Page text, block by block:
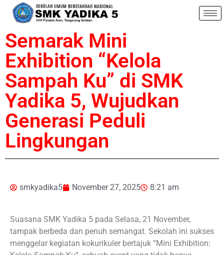
Semarak Mini
Exhibition “Kelola
Sampah Ku” di SMK
Yadika 5, Wujudkan
Generasi Peduli
Lingkungan
smkyadika5 November 27, 2025 8:21 am
Suasana SMK Yadika 5 pada Selasa, 21 November,
tampak berbeda dan penuh semangat. Sekolah ini sukses
menggelar kegiatan kokurikuler bertajuk “Mini Exhibition: